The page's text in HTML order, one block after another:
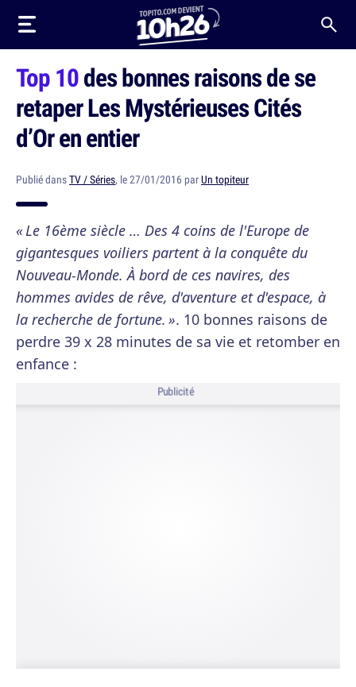
Top 10des bonnes raisons de se
retaper Les Mystérieuses Cités
d’Or en entier
Publié dansTV / Séries, le 27/01/2016 parUn topiteur
« Le 16ème siècle … Des 4 coins de l'Europe de
gigantesques voiliers partent à la conquête du
Nouveau-Monde. À bord de ces navires, des
hommes avides de rêve, d'aventure et d'espace, à
la recherche de fortune. ». 10 bonnes raisons de
perdre 39 x 28 minutes de sa vie et retomber en
enfance :
Publicité